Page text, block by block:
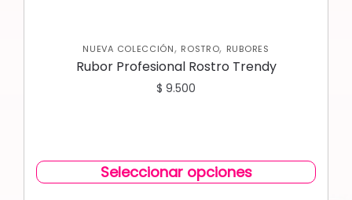
NUEVA COLECCIÓN, ROSTRO, RUBORES
Rubor Profesional Rostro Trendy
$ 9.500
Seleccionar opciones